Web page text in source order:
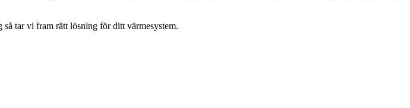
tar vi fram rätt lösning för ditt värmesystem.